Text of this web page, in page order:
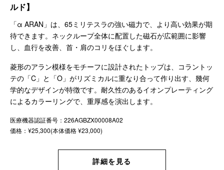
ルド】
「α ARAN」は、65ミリテスラの強い磁力で、より高い効果が期
待できます。ネックループ全体に配置した磁石が広範囲に影響
し、血行を改善、首・肩のコリをほぐします。
菱形のアラン模様をモチーフに設計されたトップは、コラントッ
テの「C」と「O」がリズミカルに重なり合って作り出す、幾何
学的なデザインが特徴です。耐久性のあるイオンプレーティング
によるカラーリングで、重厚感を演出します。
医療機器認証番号：226AGBZX00008A02
価格：¥25,300(本体価格 ¥23,000)
詳細を見る